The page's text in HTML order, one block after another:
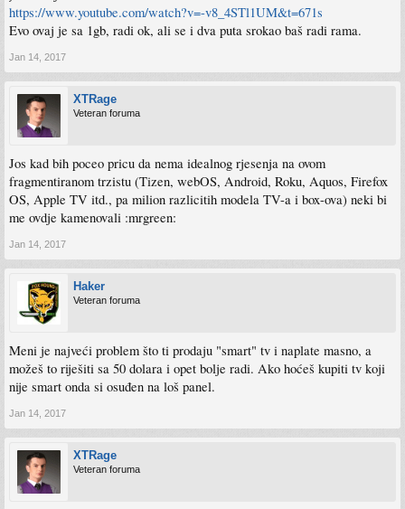
https://www.youtube.com/watch?v=-v8_4STl1UM&t=671s
Evo ovaj je sa 1gb, radi ok, ali se i dva puta srokao baš radi rama.
Jan 14, 2017
XTRage
Veteran foruma
Jos kad bih poceo pricu da nema idealnog rjesenja na ovom
fragmentiranom trzistu (Tizen, webOS, Android, Roku, Aquos, Firefox
OS, Apple TV itd., pa milion razlicitih modela TV-a i box-ova) neki bi
me ovdje kamenovali :mrgreen:
Jan 14, 2017
Haker
Veteran foruma
Meni je najveći problem što ti prodaju "smart" tv i naplate masno, a
možeš to riješiti sa 50 dolara i opet bolje radi. Ako hoćeš kupiti tv koji
nije smart onda si osuđen na loš panel.
Jan 14, 2017
XTRage
Veteran foruma